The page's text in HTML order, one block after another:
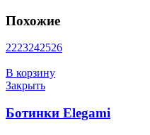
Похожие
2223242526
В корзину
Закрыть
Ботинки Elegami